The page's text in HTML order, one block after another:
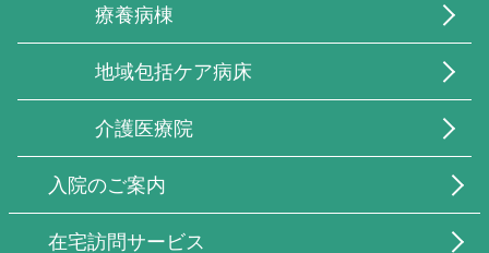
療養病棟
地域包括ケア病床
介護医療院
入院のご案内
在宅訪問サービス